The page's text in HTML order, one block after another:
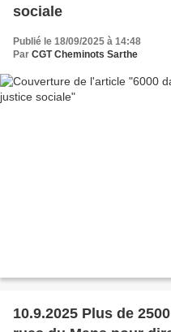
sociale
Publié le 18/09/2025 à 14:48
Par CGT Cheminots Sarthe
10.9.2025 Plus de